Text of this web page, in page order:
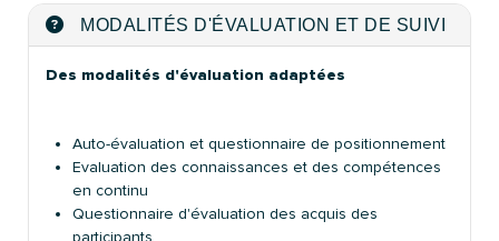
MODALITÉS D'ÉVALUATION ET DE SUIVI
Des modalités d'évaluation adaptées
Auto-évaluation et questionnaire de positionnement
Evaluation des connaissances et des compétences
en continu
Questionnaire d'évaluation des acquis des
participants